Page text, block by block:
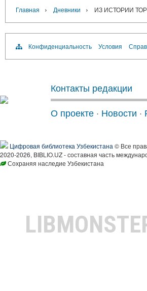
Главная › Дневники › ИЗ ИСТОРИИ
Конфиденциальность Условия
Контакты редакции
О проекте · Новости ·
Цифровая библиотека Узбекистана © Все
2020-2026, BIBLIO.UZ - составная часть
Сохраняя наследие Узбекистана